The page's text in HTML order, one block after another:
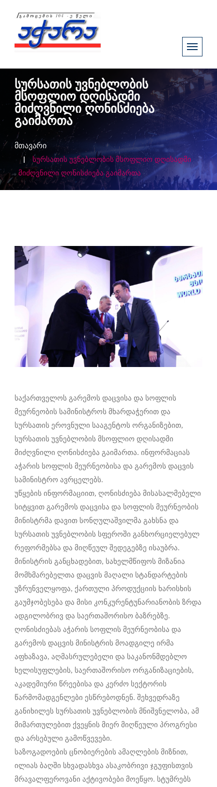
სურსათის უვნებლობის
მსოფლიო დღისადმი
მიძღვნილი ღონისძიება
გაიმართა
მთავარი
სურსათის უვნებლობის მსოფლიო დღისადმი
მიძღვნილი ღონისძიება გაიმართა
საქართველოს გარემოს დაცვისა და სოფლის
მეურნეობის სამინისტროს მხარდაჭერით და
სურსათის ეროვნული სააგენტოს ორგანიზებით,
სურსათის უვნებლობის მსოფლიო დღისადმი
მიძღვნილი ღონისძიება გაიმართა. ინფორმაციას
აჭარის სოფლის მეურნეობისა და გარემოს დაცვის
სამინისტრო ავრცელებს.
უწყების ინფორმაციით, ღონისძიება მისასალმებელი
სიტყვით გარემოს დაცვისა და სოფლის მეურნეობის
მინისტრმა დავით სონღულაშვილმა გახსნა და
სურსათის უვნებლობის სფეროში განხორციელებულ
რეფორმებსა და მიღწეულ შედეგებზე ისაუბრა.
მინისტრის განცხადებით, სახელმწიფოს მიზანია
მომხმარებელთა დაცვის მაღალი სტანდარტების
უზრუნველყოფა, ქართული პროდუქციის ხარისხის
გაუმჯობესება და მისი კონკურენტუნარიანობის ზრდა
ადგილობრივ და საერთაშორისო ბაზრებზე.
ღონისძიებას აჭარის სოფლის მეურნეობისა და
გარემოს დაცვის მინისტრის მოადგილე ირმა
აფხაზავა, აღმასრულებელი და საკანონმდებლო
ხელისუფლების, საერთაშორისო ორგანიზაციების,
აკადემიური წრეებისა და კერძო სექტორის
წარმომადგენლები ესწრებოდნენ. შეხვედრაზე
განიხილეს სურსათის უვნებლობის მნიშვნელობა, ამ
მიმართულებით ქვეყნის მიერ მიღწეული პროგრესი
და არსებული გამოწვევები.
საზოგადოების ცნობიერების ამაღლების მიზნით,
ილიას ბაღში სხვადასხვა ასაკობრივი ჯგუფისთვის
მრავალფეროვანი აქტივობები მოეწყო. სტუმრებს